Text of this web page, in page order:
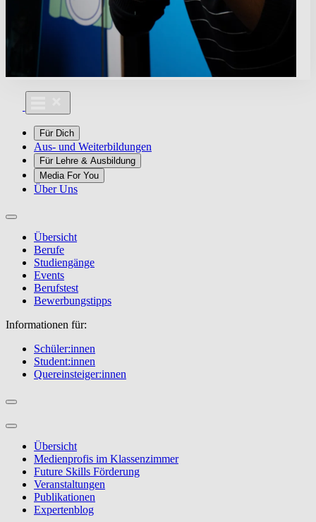
Für Dich
Aus- und Weiterbildungen
Für Lehre & Ausbildung
Media For You
Über Uns
Übersicht
Berufe
Studiengänge
Events
Berufstest
Bewerbungstipps
Informationen für:
Schüler:innen
Student:innen
Quereinsteiger:innen
Übersicht
Medienprofis im Klassenzimmer
Future Skills Förderung
Veranstaltungen
Publikationen
Expertenblog